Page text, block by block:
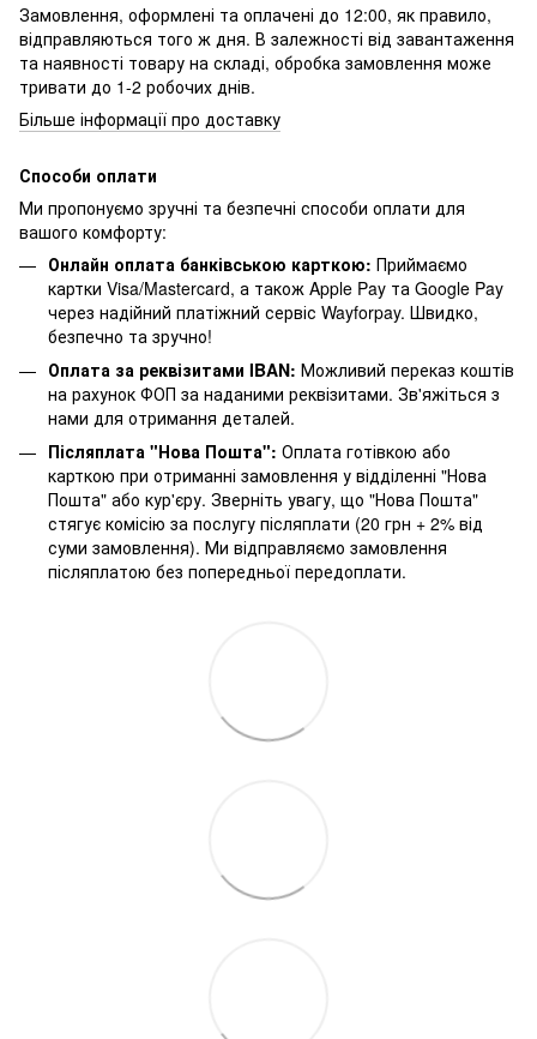
Замовлення, оформлені та оплачені до 12:00, як правило,
відправляються того ж дня. В залежності від завантаження
та наявності товару на складі, обробка замовлення може
тривати до 1-2 робочих днів.
Більше інформації про доставку
Способи оплати
Ми пропонуємо зручні та безпечні способи оплати для
вашого комфорту:
Онлайн оплата банківською карткою: Приймаємо
картки Visa/Mastercard, а також Apple Pay та Google Pay
через надійний платіжний сервіс Wayforpay. Швидко,
безпечно та зручно!
Оплата за реквізитами IBAN: Можливий переказ коштів
на рахунок ФОП за наданими реквізитами. Зв'яжіться з
нами для отримання деталей.
Післяплата "Нова Пошта": Оплата готівкою або
карткою при отриманні замовлення у відділенні "Нова
Пошта" або кур'єру. Зверніть увагу, що "Нова Пошта"
стягує комісію за послугу післяплати (20 грн + 2% від
суми замовлення). Ми відправляємо замовлення
післяплатою без попередньої передоплати.